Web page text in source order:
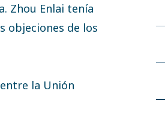
Zhou Enlai tenía
objeciones de los
la Unión